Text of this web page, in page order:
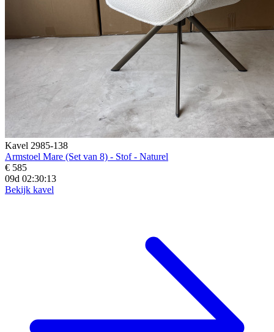
Kavel 2985-138
Armstoel Mare (Set van 8) - Stof - Naturel
€ 585
09d 02:30:12
Bekijk kavel